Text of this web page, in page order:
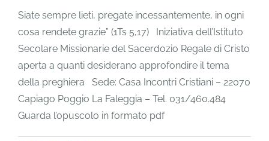
Siate sempre lieti, pregate incessantemente, in ogni
cosa rendete grazie” (1Ts 5,17) Iniziativa dell’Istituto
Secolare Missionarie del Sacerdozio Regale di Cristo
aperta a quanti desiderano approfondire il tema
della preghiera Sede: Casa Incontri Cristiani – 22070
Capiago Poggio La Faleggia – Tel. 031/460.484
Guarda l’opuscolo in formato pdf